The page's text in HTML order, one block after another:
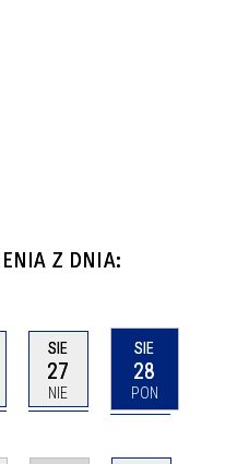
Z DNIA:
SIE
27
NIE
SIE
28
PON